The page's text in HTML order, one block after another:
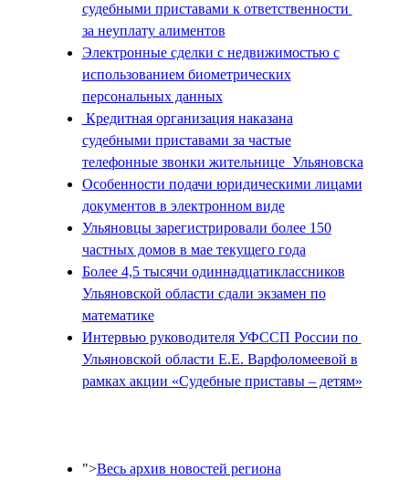
судебными приставами к ответственности
за неуплату алиментов
Электронные сделки с недвижимостью с
использованием биометрических
персональных данных
Кредитная организация наказана
судебными приставами за частые
телефонные звонки жительнице Ульяновска
Особенности подачи юридическими лицами
документов в электронном виде
Ульяновцы зарегистрировали более 150
частных домов в мае текущего года
Более 4,5 тысячи одиннадцатиклассников
Ульяновской области сдали экзамен по
математике
Интервью руководителя УФССП России по
Ульяновской области Е.Е. Варфоломеевой в
рамках акции «Судебные приставы – детям»
">Весь архив новостей региона